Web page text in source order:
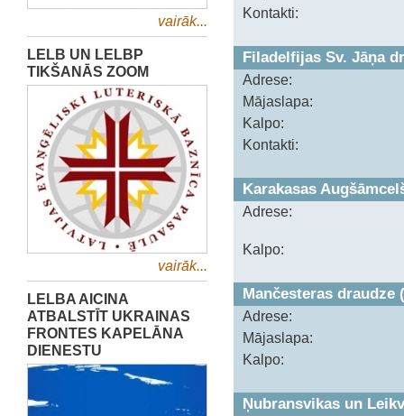
vairāk...
LELB UN LELBP
TIKŠANĀS ZOOM
vairāk...
LELBA AICINA
ATBALSTĪT UKRAINAS
FRONTES KAPELĀNA
DIENESTU
Kontakti:
Filadelfijas Sv. Jāņa
Adrese:
Mājaslapa:
Kalpo:
Kontakti:
Karakasas
Adrese:
Kalpo:
Mančesteras
Adrese:
Mājaslapa:
Kalpo:
Ņubransvikas un